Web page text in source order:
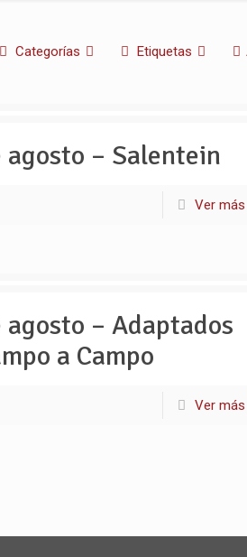
Categorías Etiquetas
agosto – Salentein
Ver más
agosto – Adaptados
a Campo
Ver más